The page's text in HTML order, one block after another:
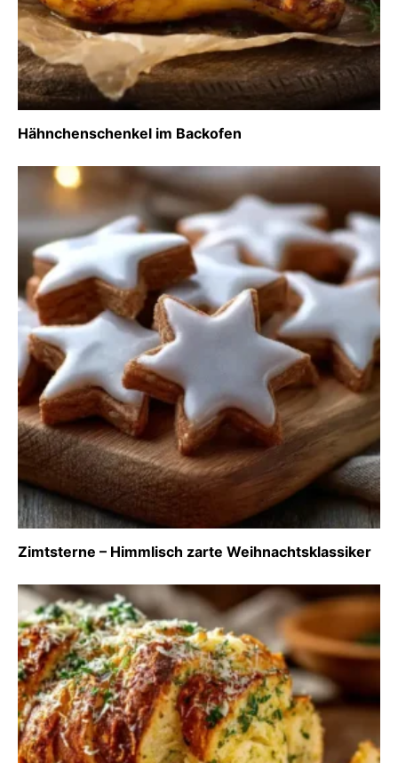
Hähnchenschenkel im Backofen
Zimtsterne – Himmlisch zarte Weihnachtsklassiker